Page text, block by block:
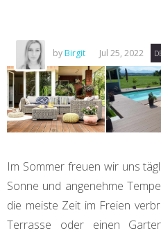
by Birgit Jul 25, 2022
Im Sommer freuen wir uns
Sonne und angenehme
die meiste Zeit im Freien
Terrasse oder einen